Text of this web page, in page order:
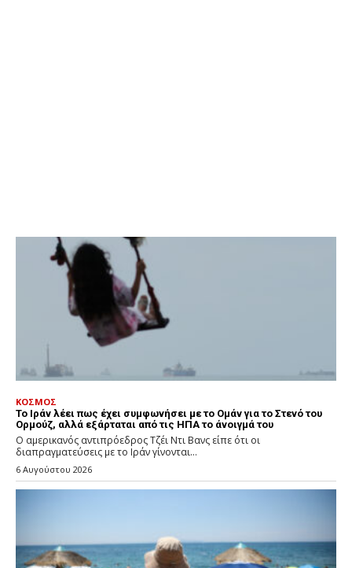
ΚΟΣΜΟΣ
Το Ιράν λέει πως έχει συμφωνήσει με το Ομάν για το Στενό του
Ορμούζ, αλλά εξάρταται από τις ΗΠΑ το άνοιγμά του
Ο αμερικανός αντιπρόεδρος Τζέι Ντι Βανς είπε ότι οι
διαπραγματεύσεις με το Ιράν γίνονται...
6 Αυγούστου 2026